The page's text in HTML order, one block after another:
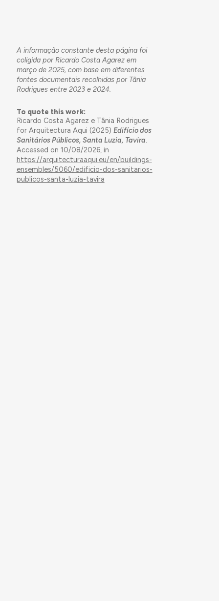
A informação constante desta página foi
coligida por Ricardo Costa Agarez em
março de 2025, com base em diferentes
fontes documentais recolhidas por Tânia
Rodrigues entre 2023 e 2024.
To quote this work:
Ricardo Costa Agarez e Tânia Rodrigues
for Arquitectura Aqui (2025) Edifício dos
Sanitários Públicos, Santa Luzia, Tavira.
Accessed on 10/08/2026, in
https://arquitecturaaqui.eu/en/buildings-
ensembles/5060/edificio-dos-sanitarios-
publicos-santa-luzia-tavira